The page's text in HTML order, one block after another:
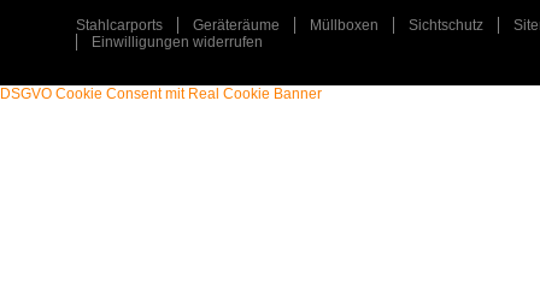
Stahlcarports Geräteräume Müllboxen Sichtschutz
Einwilligungen widerrufen
DSGVO Cookie Consent mit Real Cookie Banner